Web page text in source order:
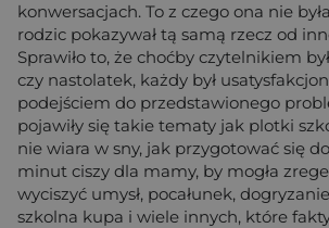
konwersacjach. To z czego ona nie
rodzic pokazywał tą samą rzecz od
Sprawiło to, że choćby czytelnikiem
czy nastolatek, każdy był
podejściem do przedstawionego
pojawiły się takie tematy jak plotki
nie wiara w sny, jak przygotować się
minut ciszy dla mamy, by mogła
wyciszyć umysł, pocałunek,
szkolna kupa i wiele innych, które